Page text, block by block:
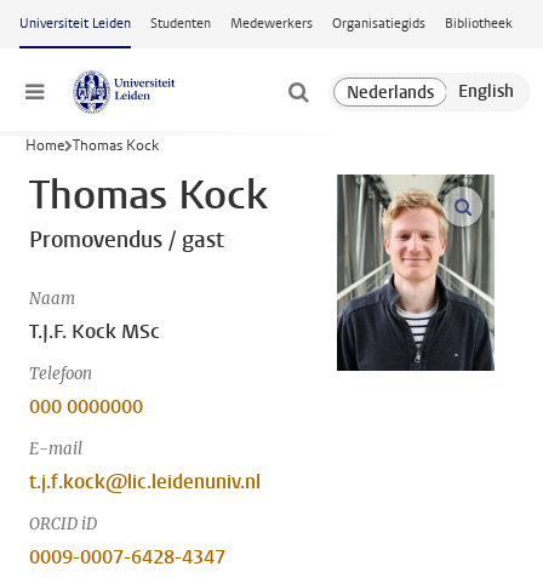
Ga naar hoofdinhoud
Universiteit Leiden Studenten Medewerkers Organisatiegids Bibliotheek
Menu
Home Thomas Kock
Thomas Kock
Promovendus / gast
Naam
T.J.F. Kock MSc
Telefoon
000 0000000
E-mail
t.j.f.kock@lic.leidenuniv.nl
ORCID iD
0009-0007-6428-4347
open